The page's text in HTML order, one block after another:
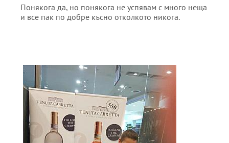
Понякога да, но понякога не успявам с много неща
и все пак по добре късно отколкото никога.